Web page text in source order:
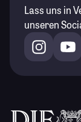
Lass uns in
unseren